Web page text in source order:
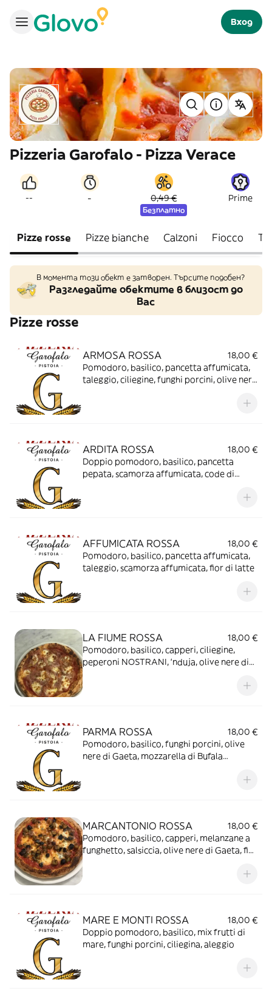
Вход
Pizzeria Garofalo - Pizza Verace
-- - 0,49 €
Безплатно
Prime
Pizze rosse Pizze bianche Calzoni Fiocco
В момента този обект е затворен. Търсите подобен?
Разгледайте обектите в близост до
Вас
Pizze rosse
ARMOSA ROSSA
18,00 €
Pomodoro, basilico, pancetta affumicata,
taleggio, ciliegine, funghi porcini, olive nere
ARDITA ROSSA
18,00 €
Doppio pomodoro, basilico, pancetta
pepata, scamorza affumicata, code di
AFFUMICATA ROSSA
18,00 €
Pomodoro, basilico, pancetta affumicata,
taleggio, scamorza affumicata, fior di latte
LA FIUME ROSSA
18,00 €
Pomodoro, basilico, capperi, ciliegine,
peperoni NOSTRANI, ‘nduja, olive nere di
PARMA ROSSA
18,00 €
Pomodoro, basilico, funghi porcini, olive
nere di Gaeta, mozzarella di Bufala
MARCANTONIO ROSSA
18,00 €
Pomodoro, basilico, capperi, melanzane a
funghetto, salsiccia, olive nere di Gaeta, fior
MARE E MONTI ROSSA
18,00 €
Doppio pomodoro, basilico, mix frutti di
mare, funghi porcini, ciliegina, aleggio